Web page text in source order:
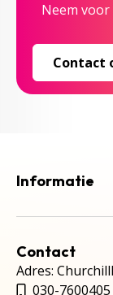
Neem
Contact
Informatie
Contact
Adres:
030-7600405